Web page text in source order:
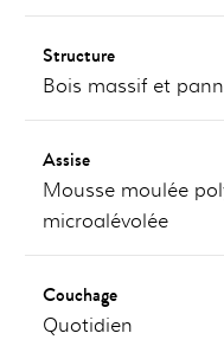
Structure
Bois massif et
Assise
Mousse moulée
microalévolée
Couchage
Quotidien